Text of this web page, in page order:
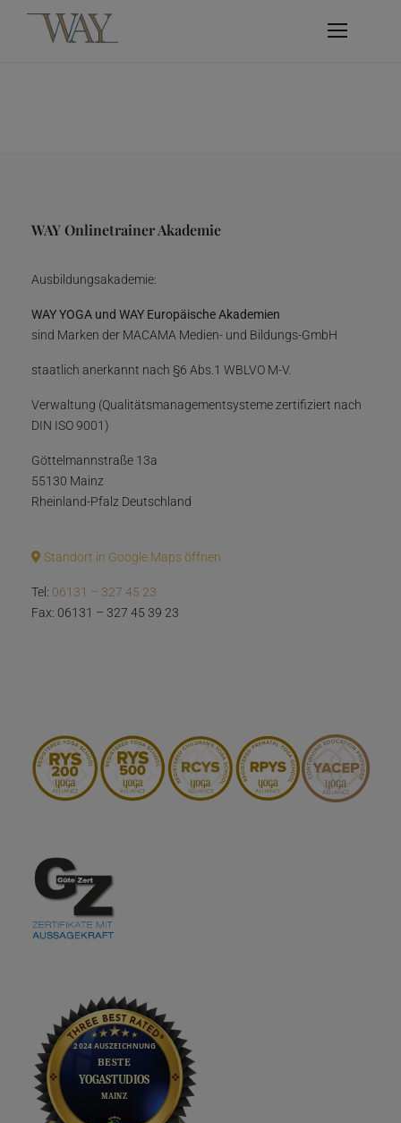
WAY Onlinetrainer Akademie
Ausbildungsakademie:
WAY YOGA und WAY Europäische Akademien
sind Marken der MACAMA Medien- und Bildungs-GmbH
staatlich anerkannt nach §6 Abs.1 WBLVO M-V.
Verwaltung (Qualitätsmanagementsysteme zertifiziert nach
DIN ISO 9001)
Göttelmannstraße 13a
55130 Mainz
Rheinland-Pfalz Deutschland
Standort in Google Maps öffnen
Tel: 06131 – 327 45 23
Fax: 06131 – 327 45 39 23